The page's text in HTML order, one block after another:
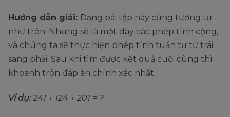
Hướng dẫn giải: Dạng bài tập này cũng tương tự
như trên. Nhưng sẽ là một dãy các phép tính cộng,
và chúng ta sẽ thực hiện phép tính tuần tự từ trái
sang phải. Sau khi tìm được kết quả cuối cùng thì
khoanh tròn đáp án chính xác nhất.
Ví dụ:241 + 124 + 201 = ?